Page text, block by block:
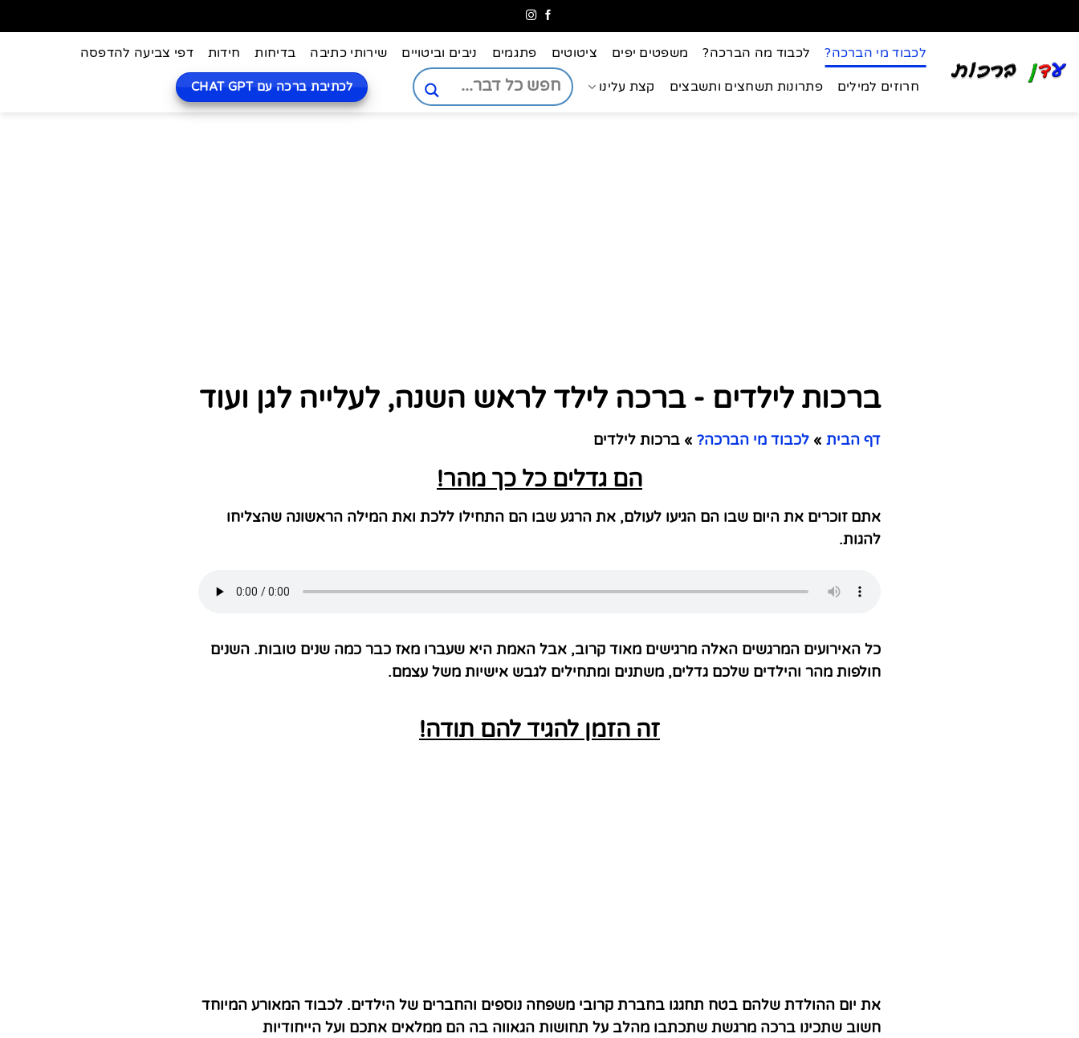
לכבוד מי הברכה? לכבוד מה הברכה? משפטים יפים ציטוטים פתגמים ניבים וביטויים שירותי כתיבה בדיחות חידות דפי צביעה להדפסה
חרוזים למילים פתרונות תשחצים ותשבצים קצת עלינו לכתיבת ברכה עם CHAT GPT
ברכות לילדים - ברכה לילד לראש השנה, לעלייה לגן ועוד
דף הבית » לכבוד מי הברכה? » ברכות לילדים
הם גדלים כל כך מהר!
אתם זוכרים את היום שבו הם הגיעו לעולם, את הרגע שבו הם התחילו ללכת ואת המילה הראשונה שהצליחו
להגות.
כל האירועים המרגשים האלה מרגישים מאוד קרוב, אבל האמת היא שעברו מאז כבר כמה שנים טובות. השנים
חולפות מהר והילדים שלכם גדלים, משתנים ומתחילים לגבש אישיות משל עצמם.
זה הזמן להגיד להם תודה!
את יום ההולדת שלהם בטח תחגגו בחברת קרובי משפחה נוספים והחברים של הילדים. לכבוד המאורע המיוחד
חשוב שתכינו ברכה מרגשת שתכתבו מהלב על תחושות הגאווה בה הם ממלאים אתכם ועל הייחודיות